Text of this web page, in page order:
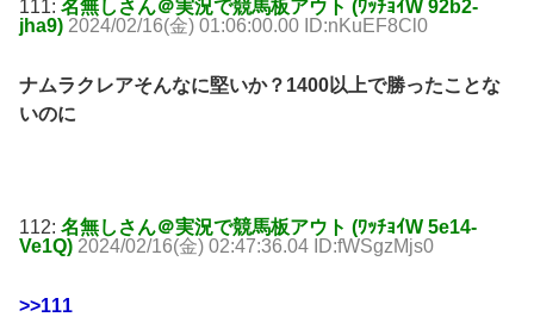
111: 名無しさん＠実況で競馬板アウト (ﾜｯﾁｮｲW 92b2-
jha9) 2024/02/16(金) 01:06:00.00 ID:nKuEF8Cl0
ナムラクレアそんなに堅いか？1400以上で勝ったことな
いのに
112: 名無しさん＠実況で競馬板アウト (ﾜｯﾁｮｲW 5e14-
Ve1Q) 2024/02/16(金) 02:47:36.04 ID:fWSgzMjs0
>>111